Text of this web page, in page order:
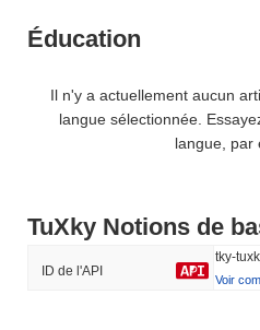
Éducation
Il n'y a actuellement aucun
langue sélectionnée.
langue, par
TuXky Notions de
ID de l'API
tky-
Voir